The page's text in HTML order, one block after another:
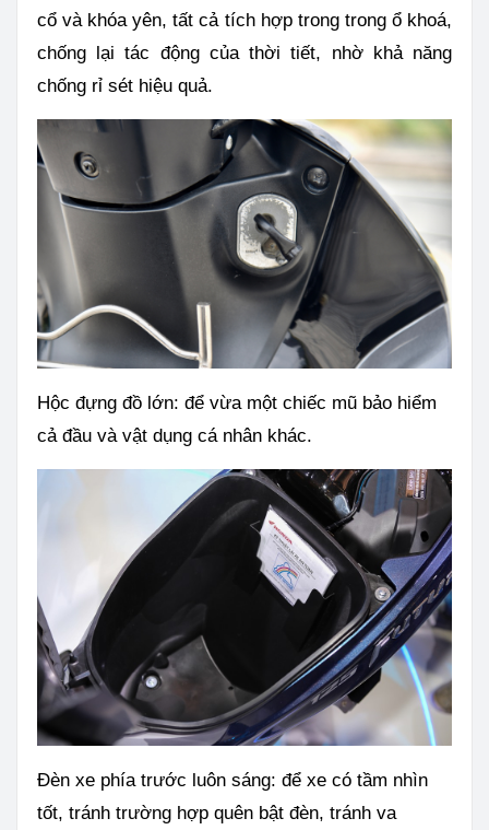
cổ và khóa yên, tất cả tích hợp trong trong ổ khoá,
chống lại tác động của thời tiết, nhờ khả năng
chống rỉ sét hiệu quả.
Hộc đựng đồ lớn: để vừa một chiếc mũ bảo hiểm
cả đầu và vật dụng cá nhân khác.
Đèn xe phía trước luôn sáng: để xe có tầm nhìn
tốt, tránh trường hợp quên bật đèn, tránh va